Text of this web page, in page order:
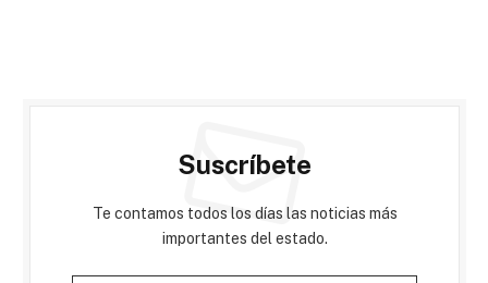
Suscríbete
Te contamos todos los días las noticias más
importantes del estado.